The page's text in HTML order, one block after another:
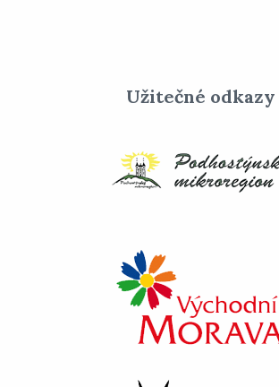
Užitečné odkazy